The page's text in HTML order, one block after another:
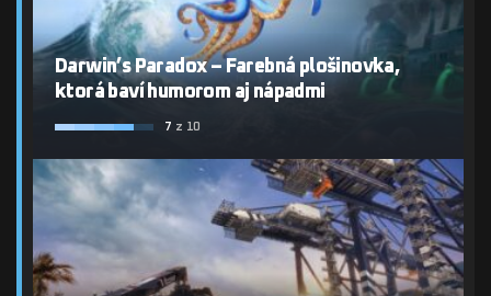
Darwin’s Paradox – Farebná plošinovka,
ktorá baví humorom aj nápadmi
7 z 10